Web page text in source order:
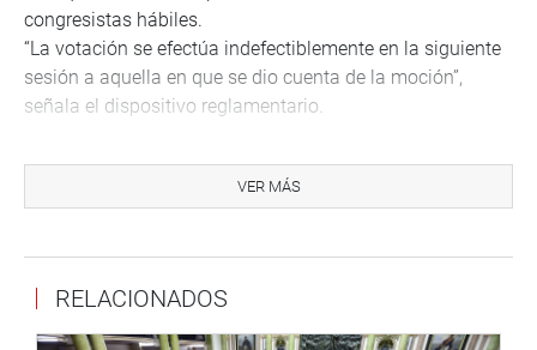
congresistas hábiles.
“La votación se efectúa indefectiblemente en la siguiente
sesión a aquella en que se dio cuenta de la moción”,
señala el dispositivo reglamentario.
del Día 3636 que también propone interpelar al actual
ministro de Transportes y Comunicaciones. Consta de 9
OTROS TEMAS
La agenda del Pleno de la Representación Nacional
VER MÁS
RELACIONADOS